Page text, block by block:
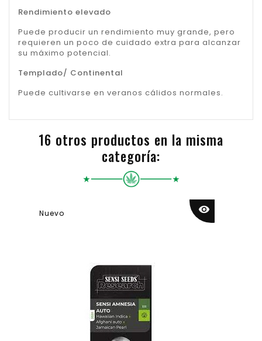
Rendimiento elevado
Puede producir un rendimiento muy grande, pero
requieren un poco de cuidado extra para alcanzar
su máximo potencial.
Templado/ Continental
Puede cultivarse en veranos cálidos normales.
16 otros productos en la misma
categoría:
Nuevo visibility